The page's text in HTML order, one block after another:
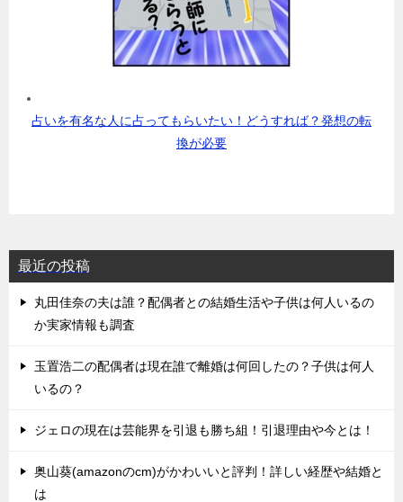
占いを有名な人に占ってもらいたい！どうすれば？発想の転
換が必要
最近の投稿
丸田佳奈の夫は誰？配偶者との結婚生活や子供は何人いるの
か実家情報も調査
玉置浩二の配偶者は現在誰で離婚は何回したの？子供は何人
いるの？
ジェロの現在は芸能界を引退も勝ち組！引退理由や今とは！
奥山葵(amazonのcm)がかわいいと評判！詳しい経歴や結婚と
は